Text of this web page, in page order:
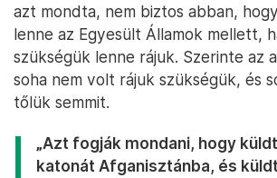
azt mondta, nem biztos abban,
lenne az Egyesült Államok mellett,
szükségük lenne rájuk. Szerinte az
soha nem volt rájuk szükségük, és
tőlük semmit.
„Azt fogják mondani, hogy
katonát Afganisztánba, és